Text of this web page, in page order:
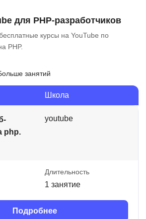
для PHP-разработчиков
курсы на YouTube по
PHP.
занятий
Школа
php.
youtube
Длительность
1 занятие
Подробнее